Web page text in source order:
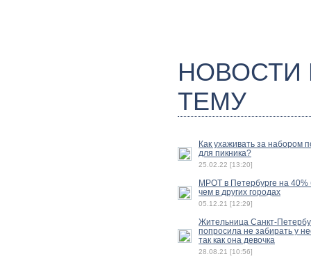
ТЕМУ
Как ухаживать за набором
для пикника?
25.02.22 [13:20]
МРОТ в Петербурге на 40%
чем в других городах
05.12.21 [12:29]
Жительница Санкт-
попросила не забирать у
так как она девочка
28.08.21 [10:56]